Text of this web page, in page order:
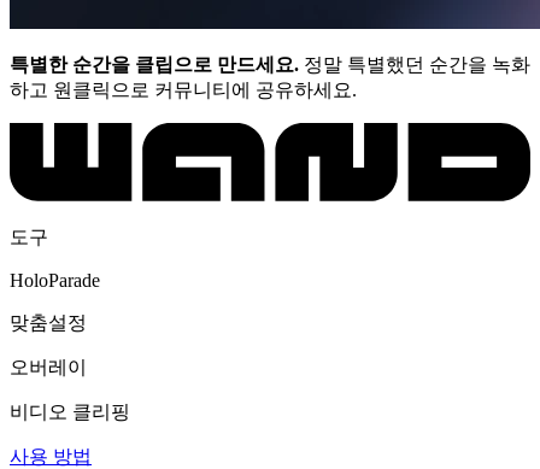
특별한 순간을 클립으로 만드세요. 정말 특별했던 순간을 녹화
하고 원클릭으로 커뮤니티에 공유하세요.
도구
HoloParade
맞춤설정
오버레이
비디오 클리핑
사용 방법